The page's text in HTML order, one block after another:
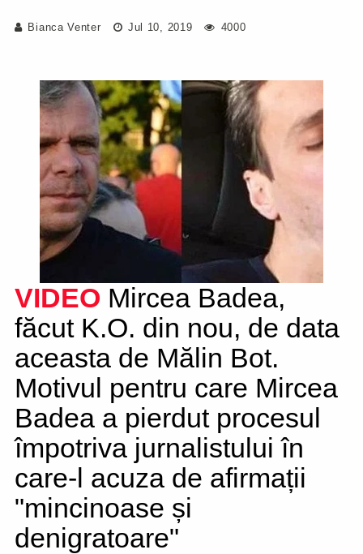
Bianca Venter Jul 10, 2019 4000
VIDEO Mircea Badea,
făcut K.O. din nou, de data
aceasta de Mălin Bot.
Motivul pentru care Mircea
Badea a pierdut procesul
împotriva jurnalistului în
care-l acuza de afirmații
"mincinoase și
denigratoare"